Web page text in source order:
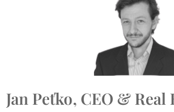
Jan Peťko, CEO & Real